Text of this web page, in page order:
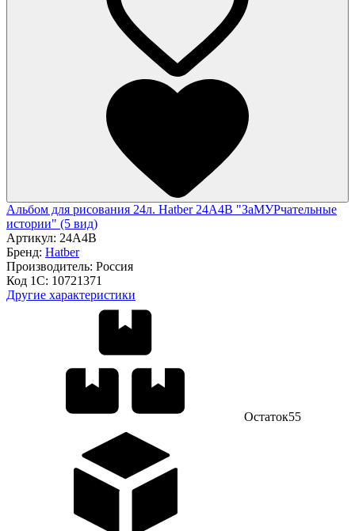
Альбом для рисования 24л. Hatber 24А4В "ЗаМУРчательные
истории" (5 вид)
Артикул: 24А4В
Бренд: Hatber
Производитель: Россия
Код 1С: 10721371
Другие характеристики
Остаток55